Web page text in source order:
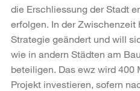
die Erschliessung der Stadt
erfolgen. In der Zwischenzeit
Strategie geändert und will
wie in andern Städten am
beteiligen. Das ewz wird 400
Projekt investieren, sofern